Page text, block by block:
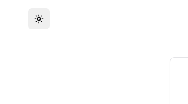
تبديل